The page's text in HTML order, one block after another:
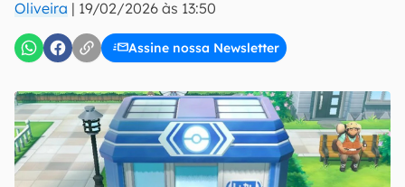
Oliveira | 19/02/2026 às 13:50
Assine nossa Newsletter
Confirmo que li, aceito e concordo com os Termos de
Uso e Política de Privacidade do Canaltech.